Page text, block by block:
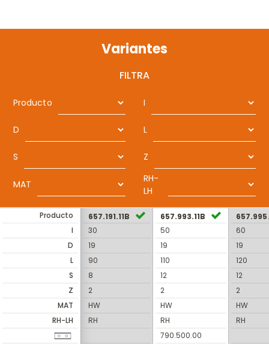
Variantes
FILTRA
Producto I
D L
S Z
MAT
RH-
LH
Producto
I
D
L
S
Z
MAT
RH-LH
657.191.11B
30
19
90
8
2
HW
RH
657.993.11B
50
19
110
12
2
HW
RH
790.500.00
60
19
120
12
2
HW
RH